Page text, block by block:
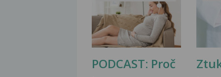
PODCAST: Proč